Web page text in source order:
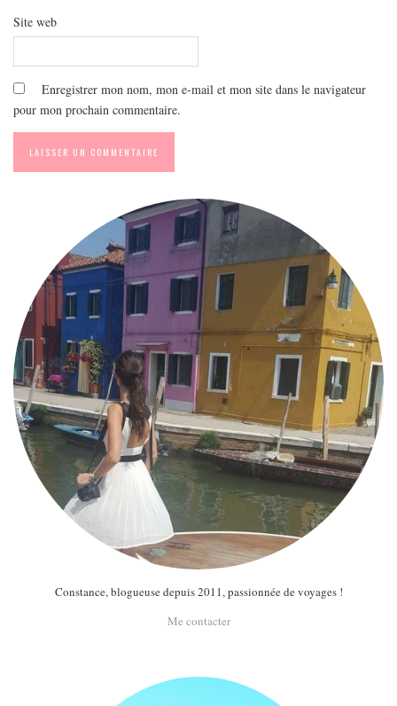
Site web
Enregistrer mon nom, mon e-mail et mon site dans le navigateur
pour mon prochain commentaire.
Constance, blogueuse depuis 2011, passionnée de voyages !
Me contacter